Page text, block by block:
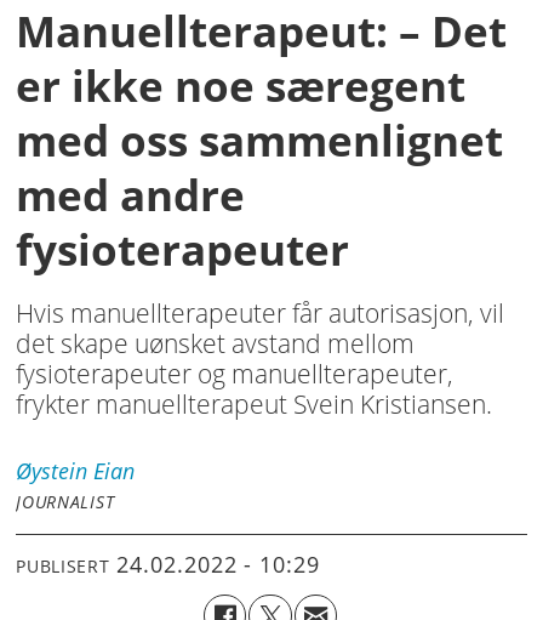
Manuellterapeut: – Det
er ikke noe særegent
med oss sammenlignet
med andre
fysioterapeuter
Hvis manuellterapeuter får autorisasjon, vil
det skape uønsket avstand mellom
fysioterapeuter og manuellterapeuter,
frykter manuellterapeut Svein Kristiansen.
Øystein Eian
JOURNALIST
PUBLISERT 24.02.2022 - 10:29